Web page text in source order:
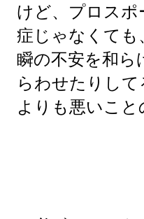
けど、プロスポ
症じゃなくても
瞬の不安を和ら
らわせたりし
よりも悪いこと